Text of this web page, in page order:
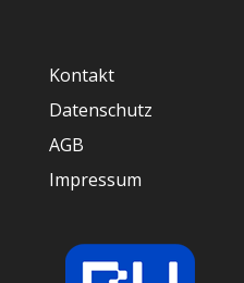
Kontakt
Datenschutz
AGB
Impressum